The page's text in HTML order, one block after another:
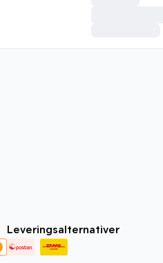
Leveringsalternativer